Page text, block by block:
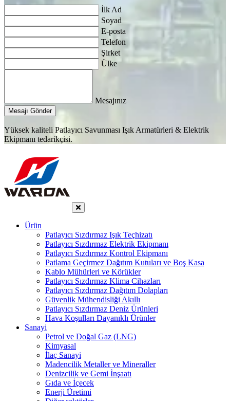
İlk Ad
Soyad
E-posta
Telefon
Şirket
Ülke
Mesajınız
Mesajı Gönder
Yüksek kaliteli Patlayıcı Savunması Işık Armatürleri & Elektrik
Ekipmanı tedarikçisi.
Ürün
Patlayıcı Sızdırmaz Işık Teçhizatı
Patlayıcı Sızdırmaz Elektrik Ekipmanı
Patlayıcı Sızdırmaz Kontrol Ekipmanı
Patlama Geçirmez Dağıtım Kutuları ve Boş Kasa
Kablo Mühürleri ve Körükler
Patlayıcı Sızdırmaz Klima Cihazları
Patlayıcı Sızdırmaz Dağıtım Dolapları
Güvenlik Mühendisliği Akıllı
Patlayıcı Sızdırmaz Deniz Ürünleri
Hava Koşulları Dayanıklı Ürünler
Sanayi
Petrol ve Doğal Gaz (LNG)
Kimyasal
İlaç Sanayi
Madencilik Metaller ve Mineraller
Denizcilik ve Gemi İnşaatı
Gıda ve İçecek
Enerji Üretimi